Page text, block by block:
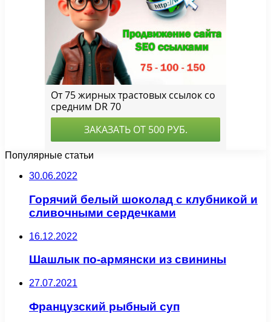
Популярные статьи
30.06.2022
Горячий белый шоколад с клубникой и
сливочными сердечками
16.12.2022
Шашлык по-армянски из свинины
27.07.2021
Французский рыбный суп